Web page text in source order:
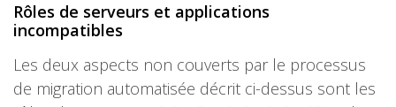
Rôles de serveurs et applications
incompatibles
Les deux aspects non couverts par le processus
de migration automatisée décrit ci-dessus sont les